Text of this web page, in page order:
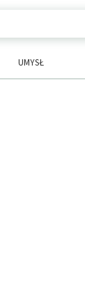
UMYSŁ